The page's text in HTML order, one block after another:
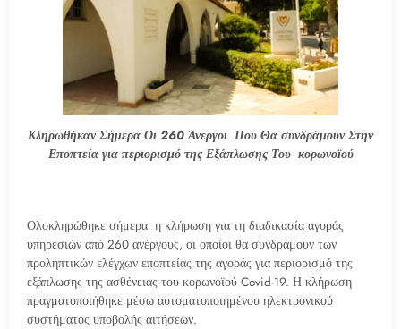
Κληρωθήκαν Σήμερα Οι 260 Άνεργοι Που Θα συνδράμουν Στην
Εποπτεία για περιορισμό της Εξάπλωσης Του κορωνοϊού
Ολοκληρώθηκε σήμερα η κλήρωση για τη διαδικασία αγοράς
υπηρεσιών από 260 ανέργους, οι οποίοι θα συνδράμουν των
προληπτικών ελέγχων εποπτείας της αγοράς για περιορισμό της
εξάπλωσης της ασθένειας του κορωνοϊού Covid-19. Η κλήρωση
πραγματοποιήθηκε μέσω αυτοματοποιημένου ηλεκτρονικού
συστήματος υποβολής αιτήσεων.